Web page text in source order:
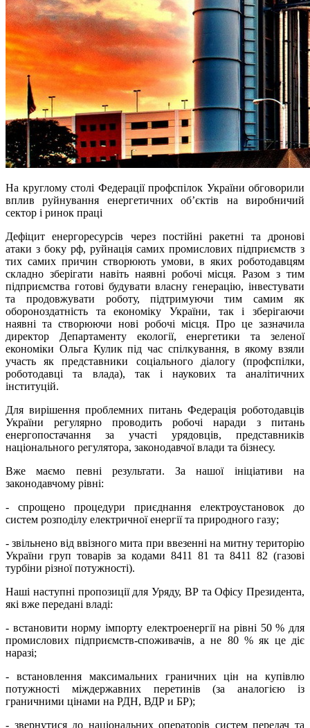
На круглому столі Федерації профспілок України обговорили
вплив руйнування енергетичних об’єктів на виробничий
сектор і ринок праці
Дефіцит енергоресурсів через постійні ракетні та дронові
атаки з боку рф, руйнація самих промислових підприємств з
тих самих причин створюють умови, в яких роботодавцям
складно зберігати навіть наявні робочі місця. Разом з тим
підприємства готові будувати власну генерацію, інвестувати
та продовжувати роботу, підтримуючи тим самим як
обороноздатність та економіку України, так і зберігаючи
наявні та створюючи нові робочі місця. Про це зазначила
директор Департаменту екології, енергетики та зеленої
економіки Ольга Кулик під час спілкування, в якому взяли
участь як представники соціального діалогу (профспілки,
роботодавці та влада), так і наукових та аналітичних
інституцій.
Для вирішення проблемних питань Федерація роботодавців
України регулярно проводить робочі наради з питань
енергопостачання за участі урядовців, представників
національного регулятора, законодавчої влади та бізнесу.
Вже маємо певні результати. За нашої ініціативи на
законодавчому рівні:
- спрощено процедури приєднання електроустановок до
систем розподілу електричної енергії та природного газу;
- звільнено від ввізного мита при ввезенні на митну територію
України груп товарів за кодами 8411 81 та 8411 82 (газові
турбіни різної потужності).
Наші наступні пропозиції для Уряду, ВР та Офісу Президента,
які вже передані владі:
- встановити норму імпорту електроенергії на рівні 50 % для
промислових підприємств-споживачів, а не 80 % як це діє
наразі;
- встановлення максимальних граничних цін на купівлю
потужності міждержавних перетинів (за аналогією із
граничними цінами на РДН, ВДР и БР);
- звернутися до національних операторів систем передач та